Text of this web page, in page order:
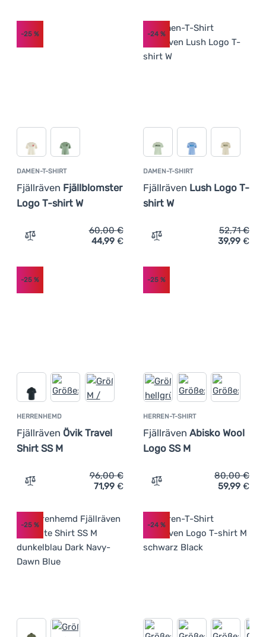
DAMEN-T-SHIRT
Fjällräven Fjällblomster
Logo T-shirt W
-25 %
Zum Vergleich 'Damen-T-Shirt Fjällräven Fjällblomster
60,00€
44,99 €
DAMEN-T-SHIRT
Fjällräven Lush Logo T-
shirt W
-24%
Zum Vergleich 'Damen-
52,71€
39,99 €
HERRENHEMD
Fjällräven Övik Travel
Shirt SS M
-25 %
Zum Vergleich 'Herrenhemd Fjällräven Övik Travel Shirt
96,00€
71,99 €
HERREN-T-SHIRT
Fjällräven Abisko Wool
Logo SS M
-25%
Zum Vergleich 'Herren-T-
80,00€
59,99 €
-25 % -24%